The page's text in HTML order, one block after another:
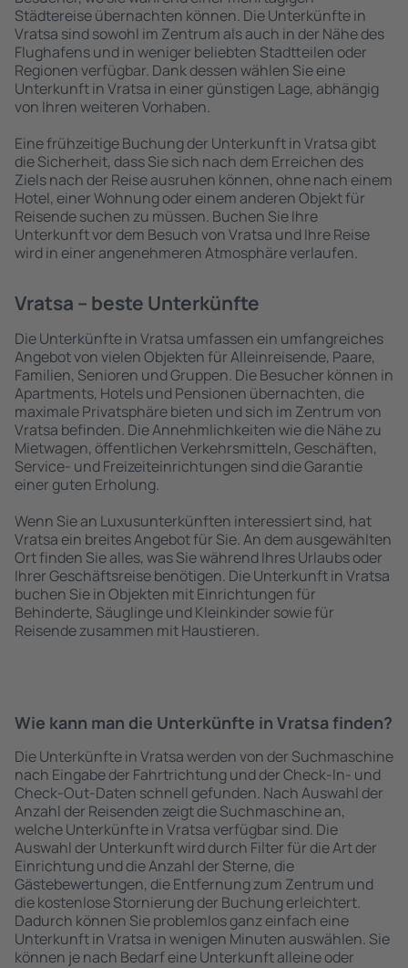
Städtereise übernachten können. Die Unterkünfte in
Vratsa sind sowohl im Zentrum als auch in der Nähe des
Flughafens und in weniger beliebten Stadtteilen oder
Regionen verfügbar. Dank dessen wählen Sie eine
Unterkunft in Vratsa in einer günstigen Lage, abhängig
von Ihren weiteren Vorhaben.
Eine frühzeitige Buchung der Unterkunft in Vratsa gibt
die Sicherheit, dass Sie sich nach dem Erreichen des
Ziels nach der Reise ausruhen können, ohne nach einem
Hotel, einer Wohnung oder einem anderen Objekt für
Reisende suchen zu müssen. Buchen Sie Ihre
Unterkunft vor dem Besuch von Vratsa und Ihre Reise
wird in einer angenehmeren Atmosphäre verlaufen.
Vratsa – beste Unterkünfte
Die Unterkünfte in Vratsa umfassen ein umfangreiches
Angebot von vielen Objekten für Alleinreisende, Paare,
Familien, Senioren und Gruppen. Die Besucher können in
Apartments, Hotels und Pensionen übernachten, die
maximale Privatsphäre bieten und sich im Zentrum von
Vratsa befinden. Die Annehmlichkeiten wie die Nähe zu
Mietwagen, öffentlichen Verkehrsmitteln, Geschäften,
Service- und Freizeiteinrichtungen sind die Garantie
einer guten Erholung.
Wenn Sie an Luxusunterkünften interessiert sind, hat
Vratsa ein breites Angebot für Sie. An dem ausgewählten
Ort finden Sie alles, was Sie während Ihres Urlaubs oder
Ihrer Geschäftsreise benötigen. Die Unterkunft in Vratsa
buchen Sie in Objekten mit Einrichtungen für
Behinderte, Säuglinge und Kleinkinder sowie für
Reisende zusammen mit Haustieren.
Wie kann man die Unterkünfte in Vratsa finden?
Die Unterkünfte in Vratsa werden von der Suchmaschine
nach Eingabe der Fahrtrichtung und der Check-In- und
Check-Out-Daten schnell gefunden. Nach Auswahl der
Anzahl der Reisenden zeigt die Suchmaschine an,
welche Unterkünfte in Vratsa verfügbar sind. Die
Auswahl der Unterkunft wird durch Filter für die Art der
Einrichtung und die Anzahl der Sterne, die
Gästebewertungen, die Entfernung zum Zentrum und
die kostenlose Stornierung der Buchung erleichtert.
Dadurch können Sie problemlos ganz einfach eine
Unterkunft in Vratsa in wenigen Minuten auswählen. Sie
können je nach Bedarf eine Unterkunft alleine oder